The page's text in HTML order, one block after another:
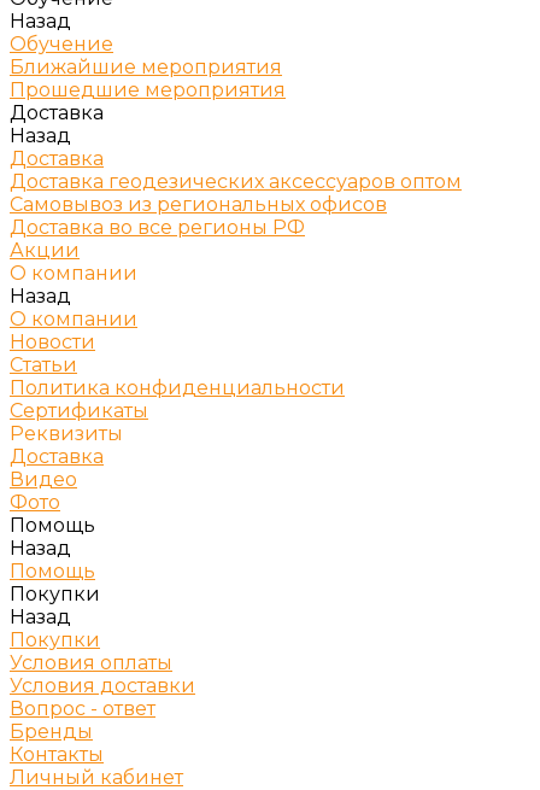
Назад
Обучение
Ближайшие мероприятия
Прошедшие мероприятия
Доставка
Назад
Доставка
Доставка геодезических аксессуаров оптом
Самовывоз из региональных офисов
Доставка во все регионы РФ
Акции
О компании
Назад
О компании
Новости
Статьи
Политика конфиденциальности
Сертификаты
Реквизиты
Доставка
Видео
Фото
Помощь
Назад
Помощь
Покупки
Назад
Покупки
Условия оплаты
Условия доставки
Вопрос - ответ
Бренды
Контакты
Личный кабинет